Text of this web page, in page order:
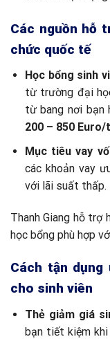
Các nguồn hỗ
chức quốc tế
Học bổng sinh
từ trường đại
từ bang nơi bạn
200 – 850 Euro/
Mục tiêu vay
các khoản vay
với lãi suất thấp.
Thanh Giang hỗ trợ
học bổng phù hợp
Cách tận
cho sinh viên
Thẻ giảm giá
bạn tiết kiệm